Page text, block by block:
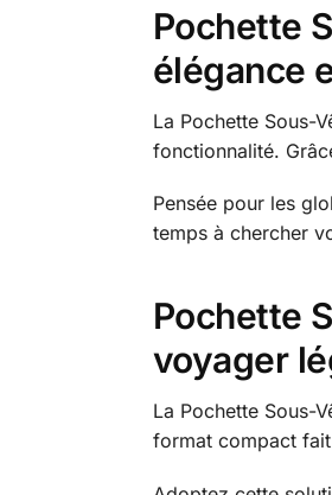
Pochette
élégance
La Pochette Sous-
fonctionnalité.
Pensée pour les
temps à chercher
Pochette
voyager
La Pochette Sous-
format compact